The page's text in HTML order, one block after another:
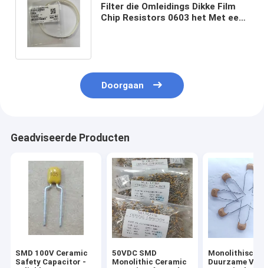
Filter die Omleidings Dikke Film
Chip Resistors 0603 het Met een
Doorgaan
Geadviseerde Producten
SMD 100V Ceramic
Safety Capacitor -
50VDC SMD
Monolithic Ceramic
Monolithische
Duurzame